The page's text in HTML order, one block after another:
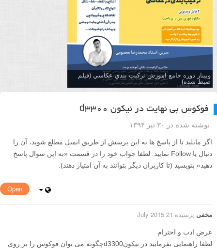
وبینار دوره جامع آموزش تركيب بندي عكاسي (فیلم
ضبط شده)
فوکوس بی نهایت در نیکون d3300
نوشته شده در ۳۰ تیر ۱۳۹۴
اگر مایلید تا از پاسخ ها به این پرسش از طریق ایمیل مطلع شوید، آن را
دنبال یا Follow نمایید. لطفا جواب خود را در قسمت «به این سوال پاسخ
دهید» بنویسید (تا کاربران دیگر بتوانند به آن امتیاز دهند).
Open
مخفی پرسیده 21 July 2015
عرض ادب و احترام
لطفا راهنمایی بفرمایید در نیکونd3300چگونه می توان فوکوس را بر روی